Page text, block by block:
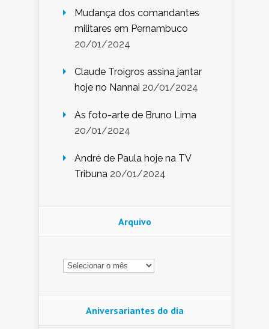
Mudança dos comandantes
militares em Pernambuco
20/01/2024
Claude Troigros assina jantar
hoje no Nannai 20/01/2024
As foto-arte de Bruno Lima
20/01/2024
André de Paula hoje na TV
Tribuna 20/01/2024
Arquivo
Arquivo
Aniversariantes do dia